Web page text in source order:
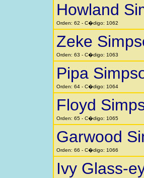
Howland
Orden: 62 - C�digo: 1062
Zeke
Orden: 63 - C�digo: 1063
Pipa
Orden: 64 - C�digo: 1064
Floyd
Orden: 65 - C�digo: 1065
Garwood
Orden: 66 - C�digo: 1066
Ivy Glass-